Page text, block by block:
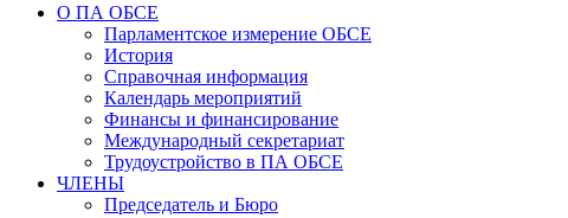
О ПА ОБСЕ
Парламентское измерение ОБСЕ
История
Справочная информация
Календарь мероприятий
Финансы и финансирование
Международный секретариат
Трудоустройство в ПА ОБСЕ
ЧЛЕНЫ
Председатель и Бюро